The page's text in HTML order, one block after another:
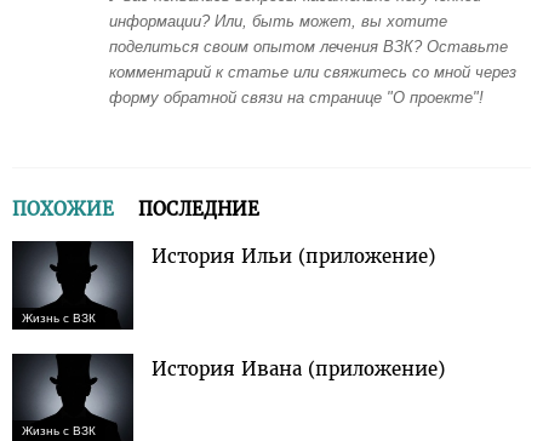
информации? Или, быть может, вы хотите
поделиться своим опытом лечения ВЗК? Оставьте
комментарий к статье или свяжитесь со мной через
форму обратной связи на странице "О проекте"!
ПОХОЖИЕ ПОСЛЕДНИЕ
Жизнь с ВЗК
История Ильи (приложение)
Жизнь с ВЗК
История Ивана (приложение)